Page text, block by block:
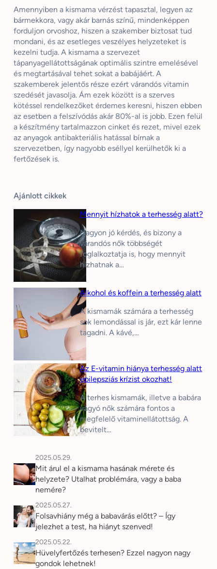
Amennyiben a kismama vérzést tapasztal, legyen az
bármekkora, vagy akár barnás színű, mindenképpen
forduljon orvoshoz, hiszen a szakember biztosat tud
mondani, és az esetleges veszélyes helyzeteket is
kezelni tudja. A kismama a szervezet
tápanyagellátottságának optimális szintre emelésével
és megtartásával tehet sokat a babájáért. A
szakemberek jelentős része ezért várandós vitamin
szedését javasolja. Ám ezek között is a szerves
kötéssel rendelkezőket érdemes keresni, hiszen ebben
az esetben a felszívódás akár 80%-al is jobb. Ezen felül
a készítmény tartalmazzon cinket és rezet, mivel ezek
az anyagok antibakteriális hatással bírnak a
szervezetben, így nagyobb eséllyel kerülhetők ki a
fertőzések is.
Ajánlott cikkek
Mennyit hízhatok a terhesség alatt?
Nagyon jó kérdés, és bizony a
várandós nők többségét
foglalkoztatja is, hogy mennyit
hízhatnak a…
Alkohol és koffein a terhesség alatt
A kismamák számára a terhesség
sok lemondással is jár, ezt kár lenne
tagadni. A kávé,…
Az E-vitamin hiánya terhesség alatt
epilepsziás krízist okozhat!
A terhes kismamák, illetve a babára
vágyó nők számára fontos a
megfelelő vitaminellátottság. A
bevitelt…
2025.05.29.
Mit árul el a kismama hasának mérete és
helyzete? Utalhat problémára, vagy a baba
nemére?
2025.05.27.
Folsavhiány még a babavárás előtt? – Így
jelezhet a test, ha hiányt szenved!
2025.05.22.
Hüvelyfertőzés terhesen? Ezzel nagyon nagy
gondok lehetnek!